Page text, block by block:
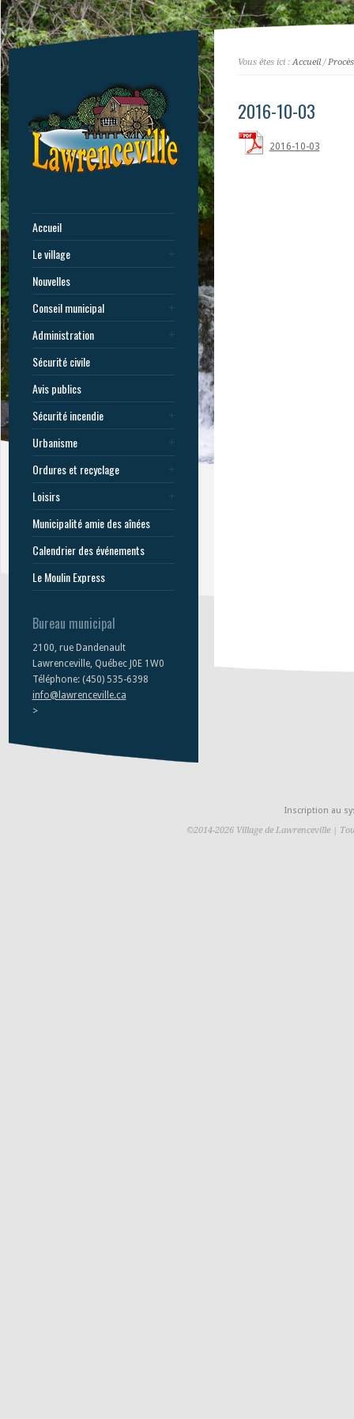
Accueil
Le village
Nouvelles
Conseil municipal
Administration
Sécurité civile
Avis publics
Sécurité incendie
Urbanisme
Ordures et recyclage
Loisirs
Municipalité amie des aînées
Calendrier des événements
Le Moulin Express
Bureau municipal
2100, rue Dandenault
Lawrenceville, Québec J0E 1W0
Téléphone: (450) 535-6398
info@lawrenceville.ca
>
Vous êtes ici :Accueil/
2016-10-03
2016-10-03
Inscription au
©2014-2026 Village de Lawrenceville |